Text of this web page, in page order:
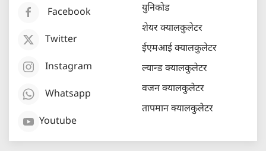
Facebook
Twitter
Instagram
Whatsapp
Youtube
युनिकोड
शेयर क्यालकुलेटर
ईएमआई क्यालकुलेटर
ल्यान्ड क्यालकुलेटर
वजन क्यालकुलेटर
तापमान क्यालकुलेटर